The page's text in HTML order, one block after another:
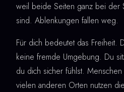
weil beide Seiten ganz bei der
sind. Ablenkungen fallen weg.
Für dich bedeutet das Freiheit.
keine fremde Umgebung. Du
du dich sicher fühlst.
vielen anderen Orten nutzen